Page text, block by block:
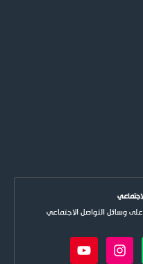
وسائل التواصل الاجتماعي